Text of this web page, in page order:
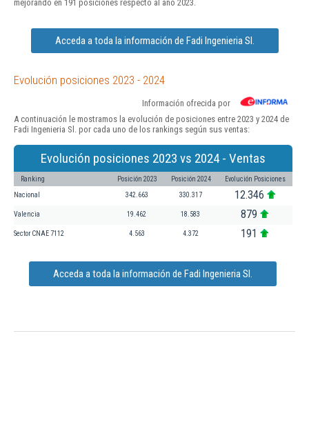
mejorando en 191 posiciones respecto al año 2023.
Acceda a toda la información de Fadi Ingenieria Sl.
Evolución posiciones 2023 - 2024
Información ofrecida por
A continuación le mostramos la evolución de posiciones entre 2023 y 2024 de
Fadi Ingenieria Sl. por cada uno de los rankings según sus ventas:
Evolución posiciones 2023 vs 2024 - Ventas
Ranking Posición 2023 Posición 2024 Evolución Posiciones
Nacional 342.663 330.317 12.346
Valencia 19.462 18.583 879
Sector CNAE 7112 4.563 4.372 191
Acceda a toda la información de Fadi Ingenieria Sl.